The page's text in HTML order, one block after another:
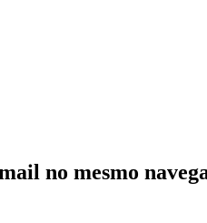
no mesmo